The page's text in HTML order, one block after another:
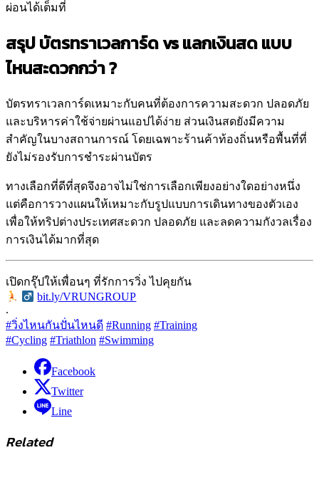
ผ่อนได้เต็มที่
สรุป บัตรทราเวลการ์ด vs แลกเงินสด แบบ
ไหนสะดวกกว่า ?
บัตรทราเวลการ์ดเหมาะกับคนที่ต้องการความสะดวก ปลอดภัย
และบริหารค่าใช้จ่ายผ่านแอปได้ง่าย ส่วนเงินสดยังมีความ
สำคัญในบางสถานการณ์ โดยเฉพาะร้านค้าท้องถิ่นหรือพื้นที่ที่
ยังไม่รองรับการชำระผ่านบัตร
ทางเลือกที่ดีที่สุดจึงอาจไม่ใช่การเลือกเพียงอย่างใดอย่างหนึ่ง
แต่คือการวางแผนให้เหมาะกับรูปแบบการเดินทางของตัวเอง
เพื่อให้ทริปต่างประเทศสะดวก ปลอดภัย และลดความกังวลเรื่อง
การเงินได้มากที่สุด
เปิดกรุ๊ปให้เพื่อนๆ ที่รักการวิ่ง ไปคุยกัน
bit.ly/VRUNGROUP
.
#วิ่งไหนกันปั่นไหนดี #Running #Training
#Cycling #Triathlon #Swimming
Facebook
Twitter
Line
Related